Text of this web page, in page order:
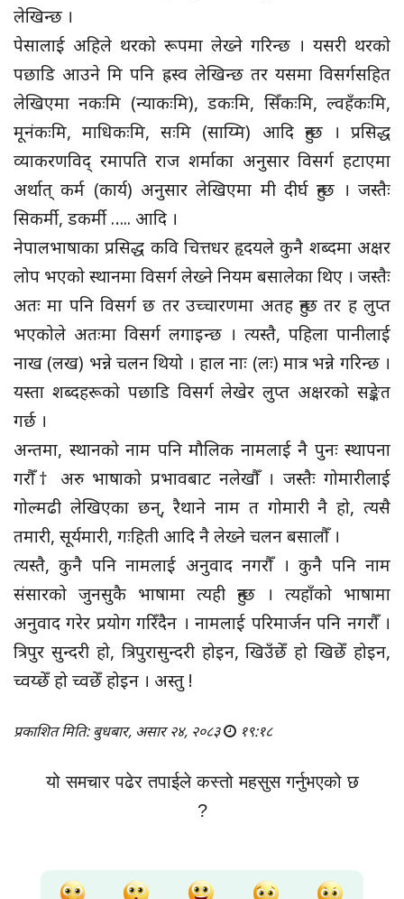
लेखिन्छ ।
पेसालाई अहिले थरको रूपमा लेख्ने गरिन्छ । यसरी थरको
पछाडि आउने मि पनि ह्रस्व लेखिन्छ तर यसमा विसर्गसहित
लेखिएमा नकःमि (न्याकःमि), डकःमि, सिँकःमि, ल्वहँकःमि,
मूनंकःमि, माधिकःमि, सःमि (साय्मि) आदि हुन्छ । प्रसिद्ध
व्याकरणविद् रमापति राज शर्माका अनुसार विसर्ग हटाएमा
अर्थात् कर्म (कार्य) अनुसार लेखिएमा मी दीर्घ हुन्छ । जस्तैः
सिकर्मी, डकर्मी ….. आदि ।
नेपालभाषाका प्रसिद्ध कवि चित्तधर हृदयले कुनै शब्दमा अक्षर
लोप भएको स्थानमा विसर्ग लेख्ने नियम बसालेका थिए । जस्तैः
अतः मा पनि विसर्ग छ तर उच्चारणमा अतह हुन्छ तर ह लुप्त
भएकोले अतःमा विसर्ग लगाइन्छ । त्यस्तै, पहिला पानीलाई
नाख (लख) भन्ने चलन थियो । हाल नाः (लः) मात्र भन्ने गरिन्छ ।
यस्ता शब्दहरूको पछाडि विसर्ग लेखेर लुप्त अक्षरको सङ्केत
गर्छ ।
अन्तमा, स्थानको नाम पनि मौलिक नामलाई नै पुनः स्थापना
गरौँ† अरु भाषाको प्रभावबाट नलेखौँ । जस्तैः गोमारीलाई
गोल्मढी लेखिएका छन्, रैथाने नाम त गोमारी नै हो, त्यसै
तमारी, सूर्यमारी, गःहिती आदि नै लेख्ने चलन बसालौँ ।
त्यस्तै, कुनै पनि नामलाई अनुवाद नगरौँ । कुनै पनि नाम
संसारको जुनसुकै भाषामा त्यही हुन्छ । त्यहाँको भाषामा
अनुवाद गरेर प्रयोग गरिँदैन । नामलाई परिमार्जन पनि नगरौँ ।
त्रिपुर सुन्दरी हो, त्रिपुरासुन्दरी होइन, खिउँछेँ हो खिछेँ होइन,
च्वय्छेँ हो च्वछेँ होइन । अस्तु !
प्रकाशित मिति: बुधबार, असार २४, २०८३ १९:१८
यो समचार पढेर तपाईले कस्तो महसुस गर्नुभएको छ
?